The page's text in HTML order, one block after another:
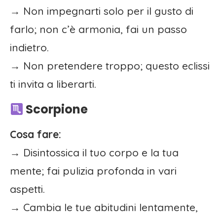
→ Non impegnarti solo per il gusto di
farlo; non c’è armonia, fai un passo
indietro.
→ Non pretendere troppo; questo eclissi
ti invita a liberarti.
Scorpione
Cosa fare:
→ Disintossica il tuo corpo e la tua
mente; fai pulizia profonda in vari
aspetti.
→ Cambia le tue abitudini lentamente,